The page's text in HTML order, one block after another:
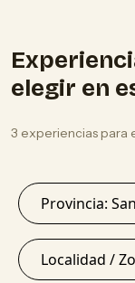
elegir en
3 experiencias para